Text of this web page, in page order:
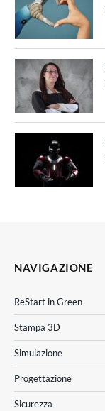
NAVIGAZIONE
ReStart in Green
Stampa 3D
Simulazione
Progettazione
Sicurezza